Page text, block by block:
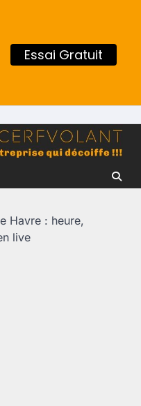
Havre : heure,
live
Essai Gratuit